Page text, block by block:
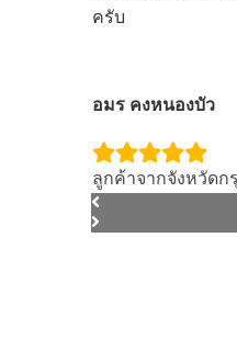
ครับ
อมร คงหนองบัว
ลูกค้าจากจังหวัดก